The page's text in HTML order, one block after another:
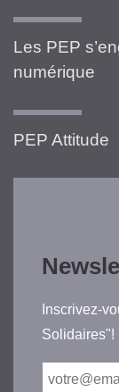
Les PEP
numérique
PEP Attitude
Inscrivez-
Solidaires"!